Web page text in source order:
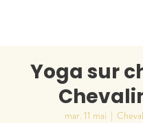
Yoga sur
mar. 11 mai
  |